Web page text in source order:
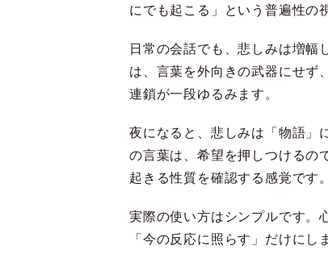
にでも起こる」という普遍性の
日常の会話でも、悲しみは増幅
は、言葉を外向きの武器にせ
連鎖が一段ゆるみます。
夜になると、悲しみは「物語」
の言葉は、希望を押しつけるの
起きる性質を確認する感覚です。
実際の使い方はシンプルです。
「今の反応に照らす」だけに